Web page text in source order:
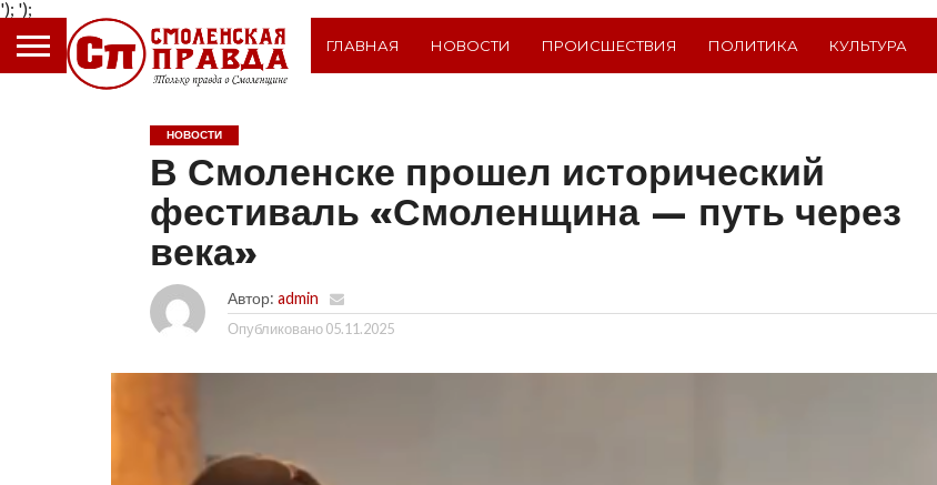
');
ГЛАВНАЯ НОВОСТИ ПРОИСШЕСТВИЯ ПОЛИТИКА КУЛЬТУРА
НОВОСТИ
В Смоленске прошел исторический
фестиваль «Смоленщина — путь через
века»
Автор: admin
Опубликовано 05.11.2025
');